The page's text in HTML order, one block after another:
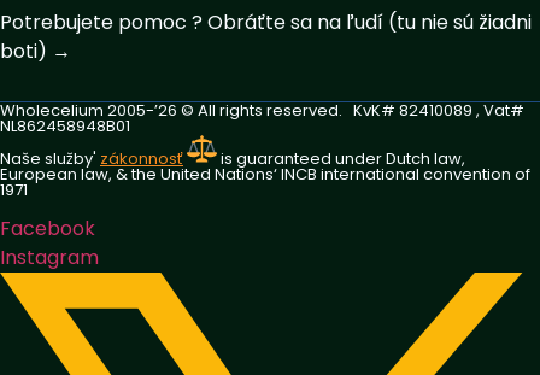
Potrebujete pomoc ? Obráťte sa na ľudí (tu nie sú žiadni
boti) →
Wholecelium 2005-’26 ©️ All rights reserved. KvK# 82410089 , Vat#
NL862458948B01
Naše služby' zákonnosť is guaranteed under Dutch law,
European law, & the United Nations‘ INCB international convention of
1971
Facebook
Instagram